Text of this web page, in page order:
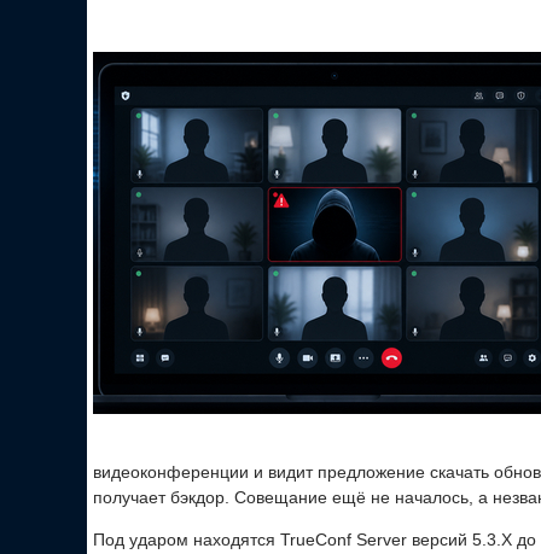
видеоконференции и видит предложение скачать
получает бэкдор. Совещание ещё не началось, а
Под ударом находятся TrueConf Server версий 5.3.X